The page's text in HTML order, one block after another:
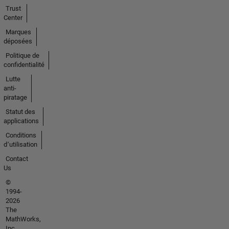
Trust
Center
Marques
déposées
Politique de
confidentialité
Lutte
anti-
piratage
Statut des
applications
Conditions
d՚utilisation
Contact
Us
©
1994-
2026
The
MathWorks,